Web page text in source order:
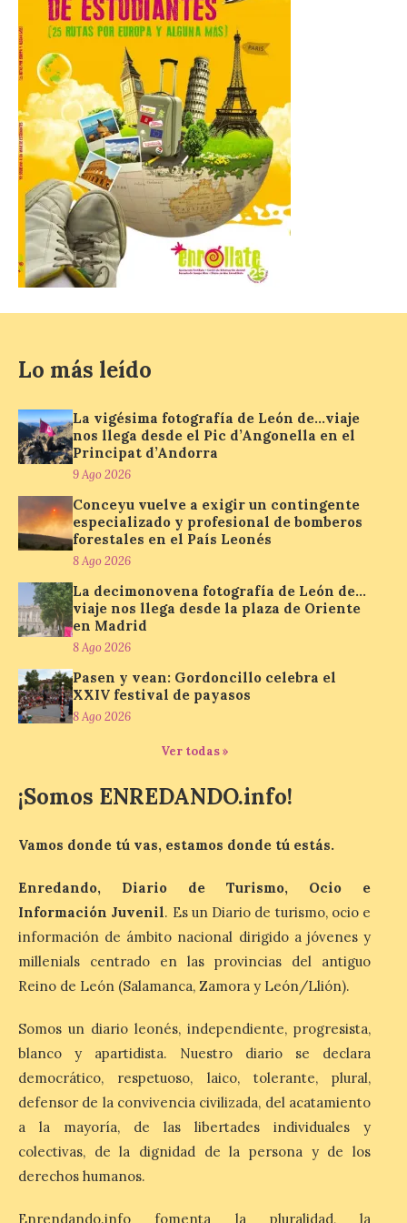
La Comarca de las Cinco
Villas, un lugar ideal para
ver el eclipse solar
9 Ago 2026
El próximo 12 de agosto
se producirá el fenómeno
natural excepcional que
podrá verse en muchos
puntos de la comarca,
pero hay que recordar que la observación
debe hacerse siguiendo las pautas de
seguridad recomendadas. La Comarca de
Cinco Villas […]
La vigésima fotografía de
León de…viaje nos llega
en el Principat d’Andorra
9 Ago 2026
Nueva edición de León
de…viaje. Una iniciativa
organizado por la sección
Enróllate, la Asociación
Conceyu País Llionés y el Diario de
Turismo, Ocio e Información para
jóvenes “Enredando.info”. Miguel Robles
nos envía la vigésima fotografía de […]
Concierto del Iberia
Marimba Ensemble en la
9 Ago 2026
Iberia Marimba es un es
un encuentro
celebra en el mes de
agosto en la localidad
gallega de Merza, dedicado a la marimba y
la música de cámara. La Plaza del
Ayuntamiento de Ponferrada acogerá
este domingo, […]
MADO Madrid Orgullo
2026 vuelve a situarse
como uno de los
principales motores
económicos y turísticos de
Madrid
9 Ago 2026
El gasto total aumentó un
Lo más leído
La vigésima fotografía de León de…viaje
nos llega desde el Pic d’Angonella en el
Principat d’Andorra
9 Ago 2026
Conceyu vuelve a exigir un contingente
especializado y profesional de bomberos
forestales en el País Leonés
8 Ago 2026
La decimonovena fotografía de León de…
viaje nos llega desde la plaza de Oriente
en Madrid
8 Ago 2026
Pasen y vean: Gordoncillo celebra el
XXIV festival de payasos
8 Ago 2026
Ver todas »
¡Somos ENREDANDO.info!
Vamos donde tú vas, estamos donde tú estás.
Enredando, Diario de Turismo, Ocio e
Información Juvenil. Es un Diario de turismo, ocio e
información de ámbito nacional dirigido a jóvenes y
millenials centrado en las provincias del antiguo
Reino de León (Salamanca, Zamora y León/Llión).
Somos un diario leonés, independiente, progresista,
blanco y apartidista. Nuestro diario se declara
democrático, respetuoso, laico, tolerante, plural,
defensor de la convivencia civilizada, del acatamiento
a la mayoría, de las libertades individuales y
colectivas, de la dignidad de la persona y de los
derechos humanos.
Enrendando.info fomenta la pluralidad, la